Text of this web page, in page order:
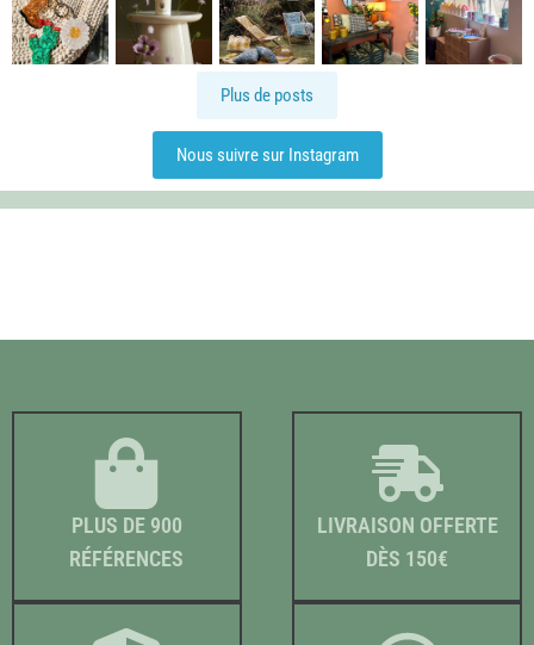
Plus de posts
Nous suivre sur Instagram
PLUS DE 900
RÉFÉRENCES
LIVRAISON OFFERTE
DÈS 150€